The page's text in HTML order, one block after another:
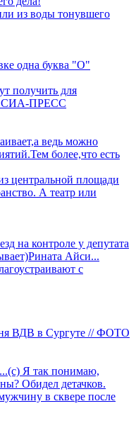
из воды тонувшего
одна буква "О"
получить для
СИА-ПРЕСС
ведь можно
более,что есть
центральной площади
А театр или
на контроле у депутата
Айси...
с
ВДВ в Сургуте // ФОТО
Я так понимаю,
Обидел детачков.
в сквере после